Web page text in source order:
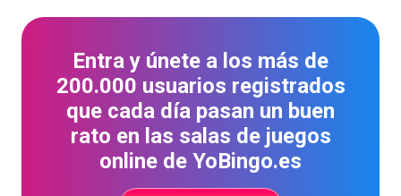
Entra y únete a los más de
200.000 usuarios registrados
que cada día pasan un buen
rato en las salas de juegos
online de YoBingo.es